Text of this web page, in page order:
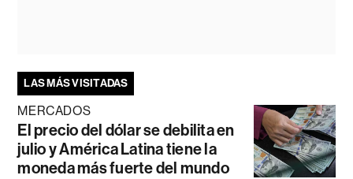
LAS MÁS VISITADAS
MERCADOS
El precio del dólar se debilita en
julio y América Latina tiene la
moneda más fuerte del mundo